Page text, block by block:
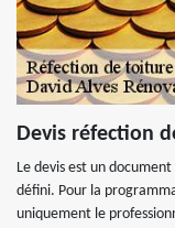
Devis réfection
Le devis est un
défini. Pour la
uniquement le